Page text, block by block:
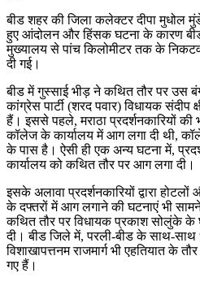
बीड शहर की जिला कलेक्टर दीपा मुधोल
हुए आंदोलन और हिंसक घटना के कारण
मुख्यालय से पांच किलोमीटर तक के
दी गई।
बीड में गुस्साई भीड़ ने कथित तौर पर उस
कांग्रेस पार्टी (शरद पवार) विधायक संदीप
हैं। इससे पहले, मराठा प्रदर्शनकारियों
कॉलेज के कार्यालय में आग लगा दी थी, कॉलेज
के पास है। ऐसी ही एक अन्य घटना में,
कार्यालय को कथित तौर पर आग लगा दी।
इसके अलावा प्रदर्शनकारियों द्वारा
के दफ्तरों में आग लगाने की घटनाएं भी
कथित तौर पर विधायक प्रकाश सोलुंके के
दी। बीड जिले में, परली-बीड के साथ-
विशाखापत्तनम राजमार्ग भी एहतियात के
गए हैं।